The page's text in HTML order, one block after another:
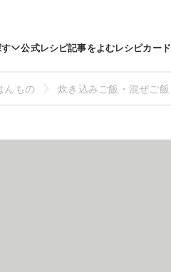
公式レシピ記事をよむレシピカード
んもの 炊き込みご飯・混ぜご飯